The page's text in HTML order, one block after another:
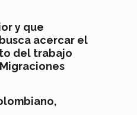
y que
acercar el
del trabajo